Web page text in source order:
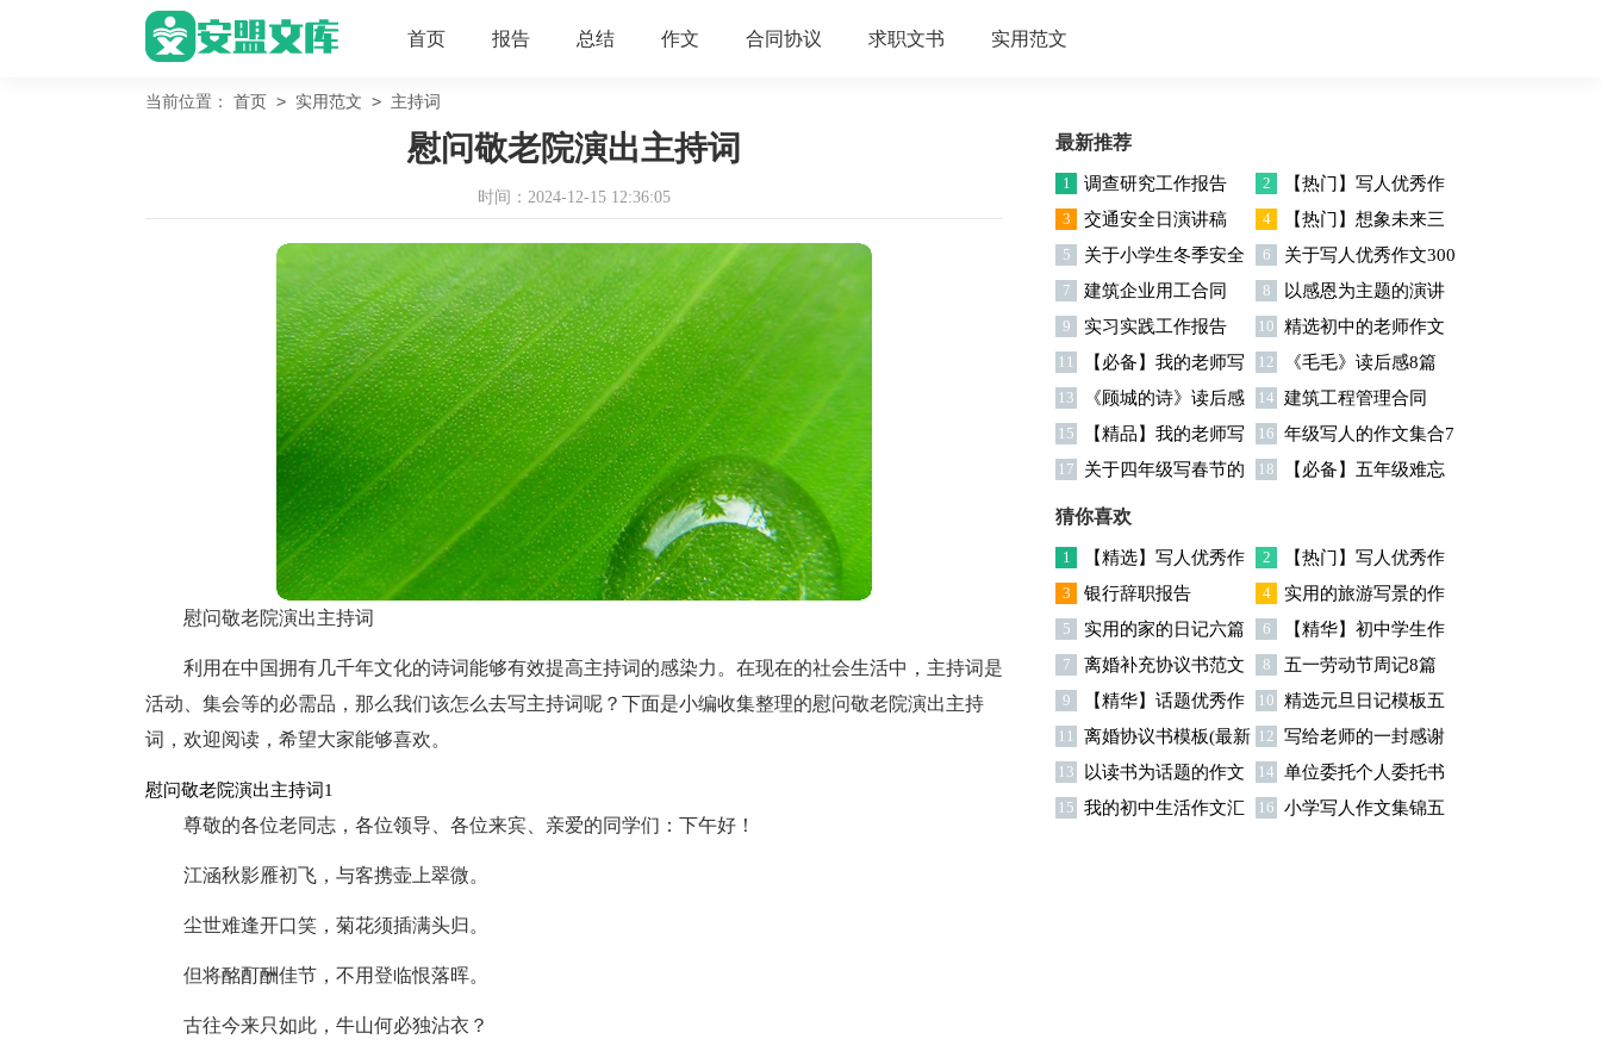
首页 报告 总结 作文 合同协议 求职文书 实用范文
当前位置： 首页 > 实用范文 > 主持词
慰问敬老院演出主持词
时间：2024-12-15 12:36:05
慰问敬老院演出主持词
利用在中国拥有几千年文化的诗词能够有效提高主持词的感染力。在现在的社会生活中，主持词是
活动、集会等的必需品，那么我们该怎么去写主持词呢？下面是小编收集整理的慰问敬老院演出主持
词，欢迎阅读，希望大家能够喜欢。
慰问敬老院演出主持词1
尊敬的各位老同志，各位领导、各位来宾、亲爱的同学们：下午好！
江涵秋影雁初飞，与客携壶上翠微。
尘世难逢开口笑，菊花须插满头归。
但将酩酊酬佳节，不用登临恨落晖。
古往今来只如此，牛山何必独沾衣？
最新推荐
1 调查研究工作报告 2
【热门】写人优秀作
文300字集合7篇
3 交通安全日演讲稿 4
【热门】想象未来三
年级作文汇编7篇
5
关于小学生冬季安全
演讲稿
6
关于写人优秀作文300
字汇编六篇
7 建筑企业用工合同 8
以感恩为主题的演讲
稿
9 实习实践工作报告 10 精选初中的老师作文
锦集十篇
11
【必备】我的老师写
人作文集合八篇
12 《毛毛》读后感8篇
13 《顾城的诗》读后感 14 建筑工程管理合同
15
【精品】我的老师写
人作文集合5篇
16 年级写人的作文集合7
篇
17
关于四年级写春节的
作文4篇
18
【必备】五年级难忘
篇
猜你喜欢
1
【精选】写人优秀作
文300字集锦八篇
2
【热门】写人优秀作
文300字汇总8篇
3 银行辞职报告 4
实用的旅游写景的作
文汇总九篇
5 实用的家的日记六篇 6
【精华】初中学生作
文600字集合十篇
7
离婚补充协议书范文
合集九篇
8 五一劳动节周记8篇
9
【精华】话题优秀作
文300字集合9篇
10 精选元旦日记模板五
篇
11
离婚协议书模板(最新
版)
12 写给老师的一封感谢
信模板汇编9篇
13
以读书为话题的作文
(精选15篇)
14 单位委托个人委托书
15篇
15 我的初中生活作文汇
16 小学写人作文集锦五